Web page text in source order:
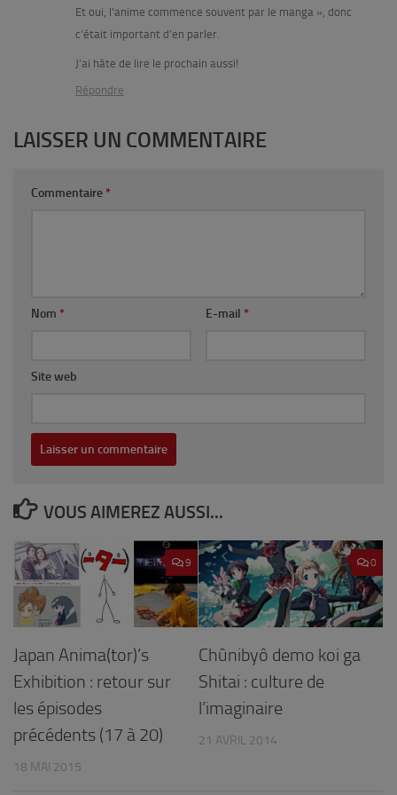
Et oui, l’anime commence souvent par le manga », donc
c’était important d’en parler.
J’ai hâte de lire le prochain aussi!
Répondre
LAISSER UN COMMENTAIRE
Commentaire *
Nom * E-mail *
Site web
VOUS AIMEREZ AUSSI...
9
Japan Anima(tor)’s
Exhibition : retour sur
les épisodes
précédents (17 à 20)
18 MAI 2015
0
Chûnibyô demo koi ga
Shitai : culture de
l’imaginaire
21 AVRIL 2014